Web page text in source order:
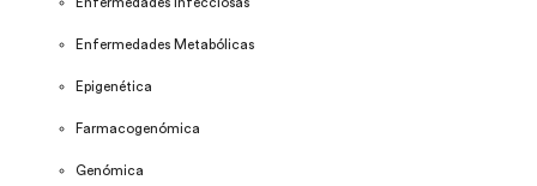
Enfermedades Infecciosas
Enfermedades Metabólicas
Epigenética
Farmacogenómica
Genómica